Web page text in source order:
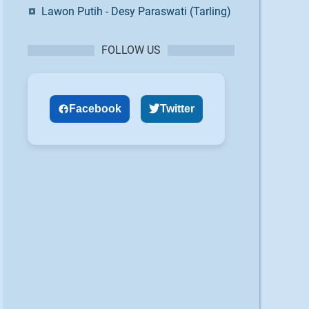
Lawon Putih - Desy Paraswati (Tarling)
FOLLOW US
Facebook Twitter